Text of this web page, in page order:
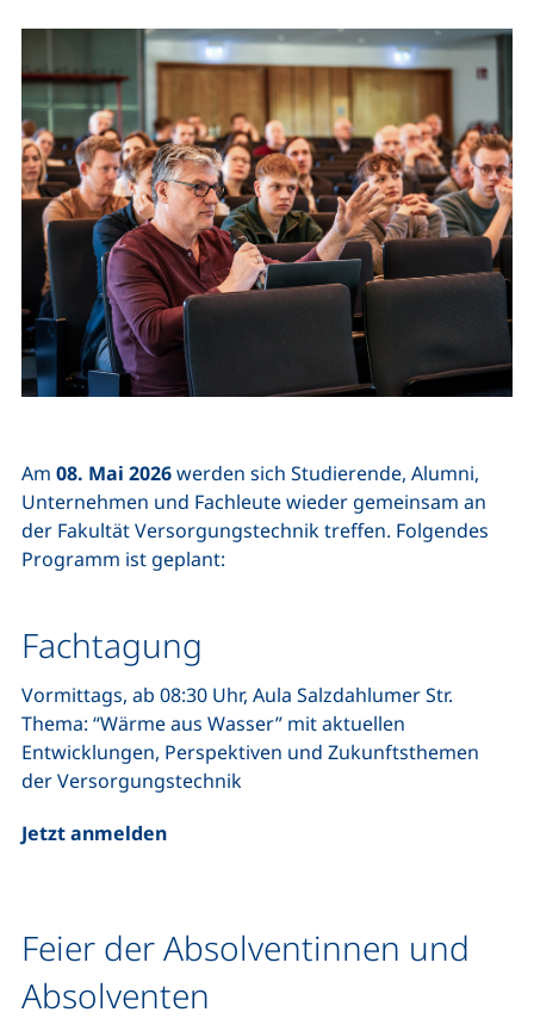
Am 08. Mai 2026werden sich Studierende, Alumni,
Unternehmen und Fachleute wieder gemeinsam an
der Fakultät Versorgungstechnik treffen. Folgendes
Programm ist geplant:
Fachtagung
Vormittags, ab 08:30 Uhr, Aula Salzdahlumer Str.
Thema: “Wärme aus Wasser” mit aktuellen
Entwicklungen, Perspektiven und Zukunftsthemen
der Versorgungstechnik
Jetzt anmelden
Feier der Absolventinnen und
Absolventen